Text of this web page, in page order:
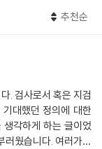
행으로 대중적 인기
. 오바마 정부 시절
이던 시기에 유임을
몇 달 만에 돌연 해임
의 러시아 내통 의혹
해석을 내놨고, ‘대
의 탄핵 가능성까지
추천순
. 검사로서 혹은 지검
대했던 정의에 대한
각하게 하는 글이었
러웠습니다. 여러가지